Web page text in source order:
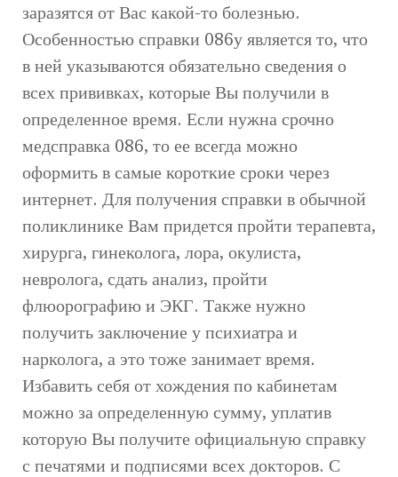
заразятся от Вас какой-то болезнью.
Особенностью справки 086у является то, что
в ней указываются обязательно сведения о
всех прививках, которые Вы получили в
определенное время. Если нужна срочно
медсправка 086, то ее всегда можно
оформить в самые короткие сроки через
интернет. Для получения справки в обычной
поликлинике Вам придется пройти терапевта,
хирурга, гинеколога, лора, окулиста,
невролога, сдать анализ, пройти
флюорографию и ЭКГ. Также нужно
получить заключение у психиатра и
нарколога, а это тоже занимает время.
Избавить себя от хождения по кабинетам
можно за определенную сумму, уплатив
которую Вы получите официальную справку
с печатями и подписями всех докторов. С